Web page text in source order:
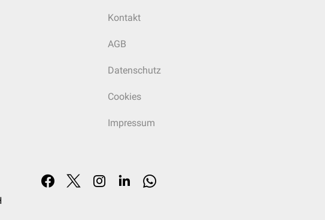
Kontakt
AGB
Datenschutz
Cookies
Impressum